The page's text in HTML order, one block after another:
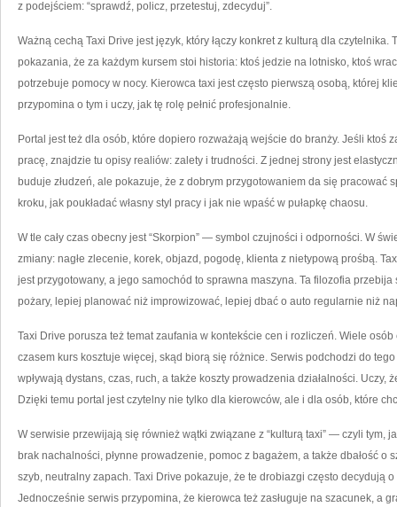
z podejściem: “sprawdź, policz, przetestuj, zdecyduj”.
Ważną cechą Taxi Drive jest język, który łączy konkret z kulturą dla
pokazania, że za każdym kursem stoi historia: ktoś jedzie na lotnisko, ktoś
potrzebuje pomocy w nocy. Kierowca taxi jest często pierwszą osobą, której
przypomina o tym i uczy, jak tę rolę pełnić profesjonalnie.
Portal jest też dla osób, które dopiero rozważają wejście do branży. Jeśli ktoś
pracę, znajdzie tu opisy realiów: zalety i trudności. Z jednej strony jest
buduje złudzeń, ale pokazuje, że z dobrym przygotowaniem da się pracować
kroku, jak poukładać własny styl pracy i jak nie wpaść w pułapkę chaosu.
W tle cały czas obecny jest “Skorpion” — symbol czujności i odporności. W
zmiany: nagłe zlecenie, korek, objazd, pogodę, klienta z nietypową prośbą.
jest przygotowany, a jego samochód to sprawna maszyna. Ta filozofia
pożary, lepiej planować niż improwizować, lepiej dbać o auto regularnie niż
Taxi Drive porusza też temat zaufania w kontekście cen i rozliczeń. Wiele
czasem kurs kosztuje więcej, skąd biorą się różnice. Serwis podchodzi do
wpływają dystans, czas, ruch, a także koszty prowadzenia działalności.
Dzięki temu portal jest czytelny nie tylko dla kierowców, ale i dla osób, które
W serwisie przewijają się również wątki związane z “kulturą taxi” — czyli tym,
brak nachalności, płynne prowadzenie, pomoc z bagażem, a także dbałość o
szyb, neutralny zapach. Taxi Drive pokazuje, że te drobiazgi często decydują
Jednocześnie serwis przypomina, że kierowca też zasługuje na szacunek, a